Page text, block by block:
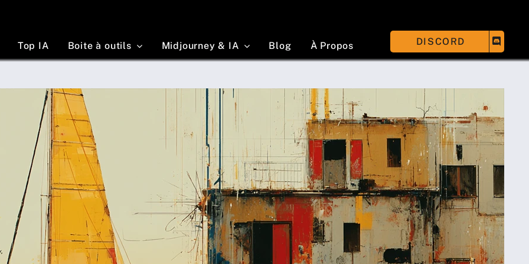
Top IA Boite à outils Midjourney & IA Blog À Propos DISCORD